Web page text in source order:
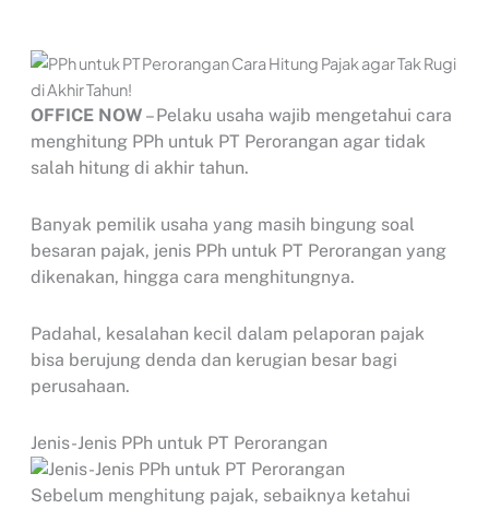
OFFICE NOW – Pelaku usaha wajib mengetahui cara
menghitung PPh untuk PT Perorangan agar tidak
salah hitung di akhir tahun.
Banyak pemilik usaha yang masih bingung soal
besaran pajak, jenis PPh untuk PT Perorangan yang
dikenakan, hingga cara menghitungnya.
Padahal, kesalahan kecil dalam pelaporan pajak
bisa berujung denda dan kerugian besar bagi
perusahaan.
Jenis-Jenis PPh untuk PT Perorangan
Sebelum menghitung pajak, sebaiknya ketahui